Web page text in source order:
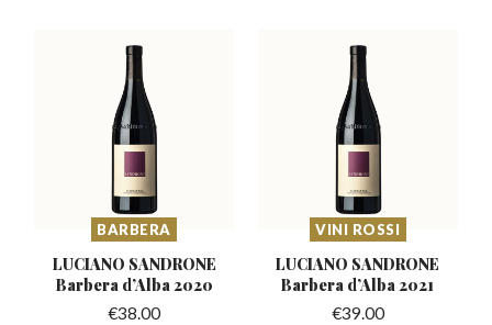
BARBERA
LUCIANO SANDRONE
Barbera d’Alba 2020
€38.00
VINI ROSSI
LUCIANO SANDRONE
Barbera d’Alba 2021
€39.00